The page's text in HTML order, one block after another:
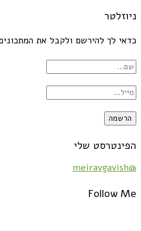
ניוזלטר
כדאי לך להירשם ולקבל את
הפינטרסט שלי
@meiravgavish
Follow Me